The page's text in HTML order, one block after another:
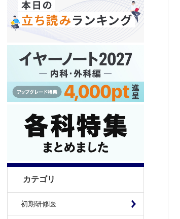
カテゴリ
初期研修医